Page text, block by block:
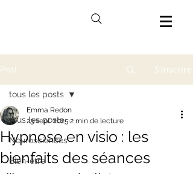
Post S'inscrire
tous les posts
Neurosciences
Bien-être
tous les posts
Hypnose en visio : les
bienfaits des séances
Emma Redon
23 sept. 2025 2 min de lecture